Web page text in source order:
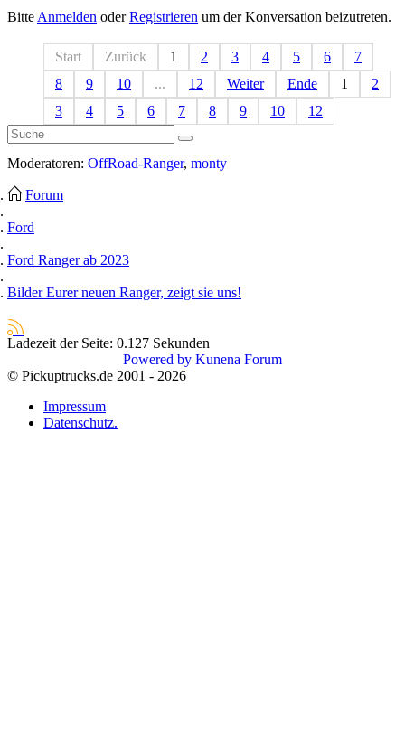
Bitte Anmelden oderRegistrieren um der Konversation beizutreten.
Start Zurück 1 2 3 4 5 6
7
8
9 10 ... 12 Weiter Ende 1
2
3
4 5 6 7 8 9 10 12
Moderatoren: OffRoad-Ranger, monty
Forum
Ford
Ford Ranger ab 2023
Bilder Eurer neuen Ranger, zeigt sie uns!
Ladezeit der Seite: 0.127 Sekunden
Powered by Kunena Forum
© Pickuptrucks.de 2001 - 2026
Impressum
Datenschutz.